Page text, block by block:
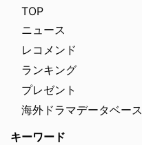
（日） …
TOP
ニュース
レコメンド
ランキング
プレゼント
海外ドラマデータベース
キーワード